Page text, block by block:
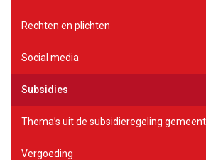
Rechten en plichten
Social media
Subsidies
Thema’s uit de subsidieregeling
Vergoeding